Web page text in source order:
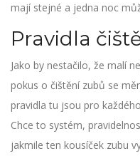
mají stejné a jedna noc
Pravidla
Jako by nestačilo, že malí
pokus o čištění zubů se
pravidla tu jsou pro
Chce to systém,
jakmile ten kousíček zubu